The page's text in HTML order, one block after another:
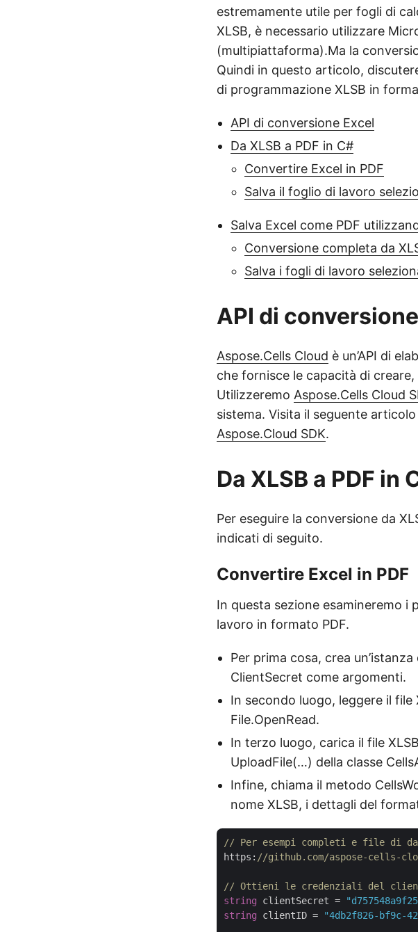
estremamente utile per fogli di
XLSB, è necessario utilizzare
(multipiattaforma).Ma la
Quindi in questo articolo,
di programmazione XLSB in
API di conversione Excel
Da XLSB a PDF in C#
Convertire Excel in PDF
Salva il foglio di lavoro
Salva Excel come PDF
Conversione completa da
Salva i fogli di lavoro
API di
Aspose.Cells Cloud è un’API di
che fornisce le capacità di
Utilizzeremo Aspose.Cells Cloud
sistema. Visita il seguente
Aspose.Cloud SDK.
Da XLSB a PDF in
Per eseguire la conversione da
indicati di seguito.
Convertire Excel in PDF
In questa sezione esamineremo i
lavoro in formato PDF.
Per prima cosa, crea
ClientSecret come argomenti.
In secondo luogo, leggere il file
File.OpenRead.
In terzo luogo, carica il file
UploadFile(…) della classe
Infine, chiama il metodo
nome XLSB, i dettagli del
// Per esempi completi e file di
https: //github.com/aspose-cells-
// Ottieni le credenziali del
string clientSecret =
string clientID = "4db2f826-bf9c-